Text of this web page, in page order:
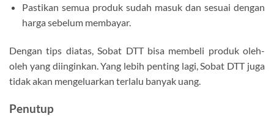
Pastikan semua produk sudah masuk dan sesuai dengan
harga sebelum membayar.
Dengan tips diatas, Sobat DTT bisa membeli produk oleh-
oleh yang diinginkan. Yang lebih penting lagi, Sobat DTT juga
tidak akan mengeluarkan terlalu banyak uang.
Penutup